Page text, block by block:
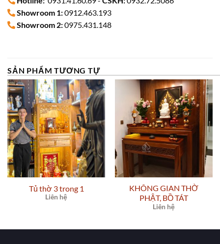
Showroom 1:0912.463.193
Showroom 2:0975.431.148
SẢN PHẨM TƯƠNG TỰ
Tủ thờ 3 trong 1
Liên hệ
KHÔNG GIAN THỜ
PHẬT, BỒ TÁT
Liên hệ